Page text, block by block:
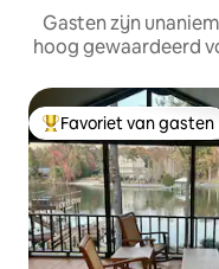
Gasten zijn
hoog gewaardeerd
Topfavoriet van
Favoriet van gasten